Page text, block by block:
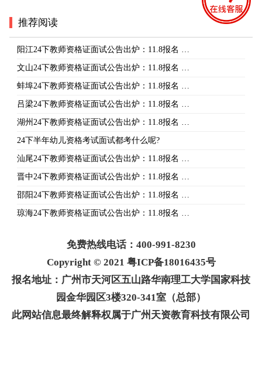
推荐阅读
阳江24下教师资格证面试公告出炉：11.8报名 …
文山24下教师资格证面试公告出炉：11.8报名 …
蚌埠24下教师资格证面试公告出炉：11.8报名 …
吕梁24下教师资格证面试公告出炉：11.8报名 …
湖州24下教师资格证面试公告出炉：11.8报名 …
24下半年幼儿资格考试面试都考什么呢?
汕尾24下教师资格证面试公告出炉：11.8报名 …
晋中24下教师资格证面试公告出炉：11.8报名 …
邵阳24下教师资格证面试公告出炉：11.8报名 …
琼海24下教师资格证面试公告出炉：11.8报名 …
免费热线电话：400-991-8230
Copyright © 2021 粤ICP备18016435号
报名地址：广州市天河区五山路华南理工大学国家科技
园金华园区3楼320-341室（总部）
此网站信息最终解释权属于广州天资教育科技有限公司